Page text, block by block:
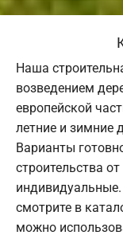
Наша
возведением
европейской
летние и зимние
Варианты
строительства
смотрите в
можно